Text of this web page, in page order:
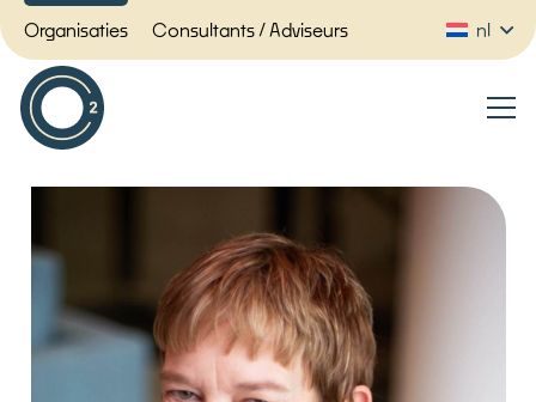
Organisaties Consultants / Adviseurs nl